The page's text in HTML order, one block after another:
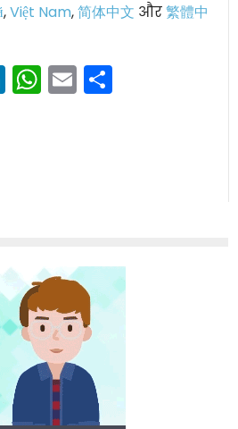
,Việt Nam,简体中文 और繁體中
LinkedIn
WhatsApp
Email